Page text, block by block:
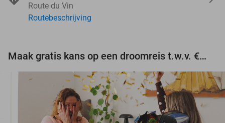
Route du Vin
Routebeschrijving
Maak gratis kans op een droomreis t.w.v. €3.000!